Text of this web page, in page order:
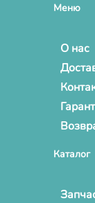
Меню
О нас
Каталог